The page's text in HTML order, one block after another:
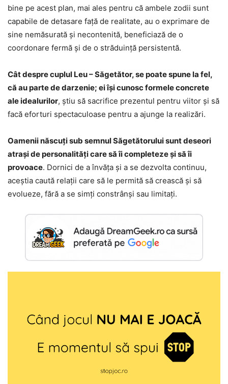
bine pe acest plan, mai ales pentru că ambele zodii sunt
capabile de detasare față de realitate, au o exprimare de
sine nemăsurată și necontenită, beneficiază de o
coordonare fermă și de o străduință persistentă.
Cât despre cuplul Leu – Săgetător, se poate spune la fel,
că au parte de darzenie; ei își cunosc formele concrete
ale idealurilor, știu să sacrifice prezentul pentru viitor și să
facă eforturi spectaculoase pentru a ajunge la realizări.
Oamenii născuți sub semnul Săgetătorului sunt deseori
atrași de personalități care să îi completeze și să îi
provoace. Dornici de a învăța și a se dezvolta continuu,
aceștia caută relații care să le permită să crească și să
evolueze, fără a se simți constrânși sau limitați.